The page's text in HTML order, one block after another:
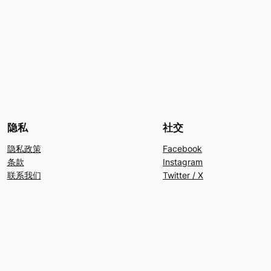
隐私
隐私政策
条款
联系我们
社交
Facebook
Instagram
Twitter / X